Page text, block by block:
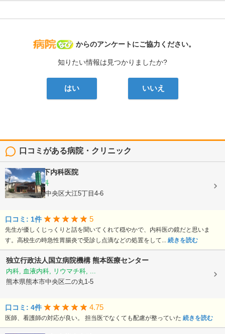
病院なび
からのアンケートにご協力ください。
知りたい情報は見つかりましたか?
はい いいえ
口コミがある病院・クリニック
医療法人竹下内科医院
内科, 胃腸内科
熊本県熊本市中央区大江5丁目4-6
口コミ: 1件 5
先生が優しくじっくりと話を聞いてくれて穏やかで、内科医の鏡だと思いま
す。高校生の時急性胃腸炎で受診し点滴などの処置をして... 続きを読む
独立行政法人国立病院機構熊本医療センター
内科, 血液内科, リウマチ科, ...
熊本県熊本市中央区二の丸1-5
口コミ: 4件 4.75
医師、看護師の対応が良い。 担当医でなくても配慮が整っていた 続きを読む